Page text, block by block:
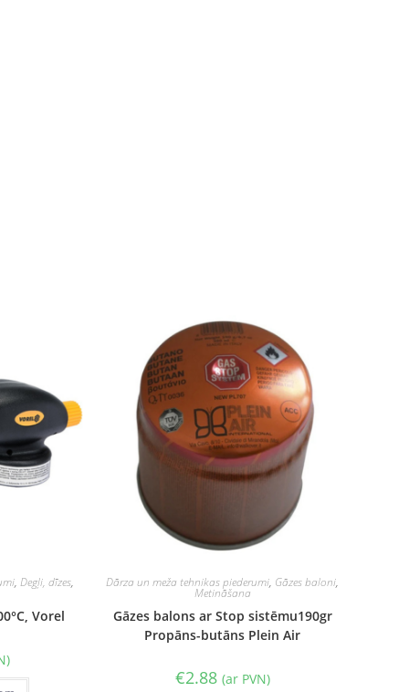
,Degļi, dīzes,
Vorel
Dārza un meža tehnikas piederumi, Gāzes baloni,
Metināšana
Gāzes balons ar Stop sistēmu190gr
Propāns-butāns Plein Air
€2.88 (ar PVN)